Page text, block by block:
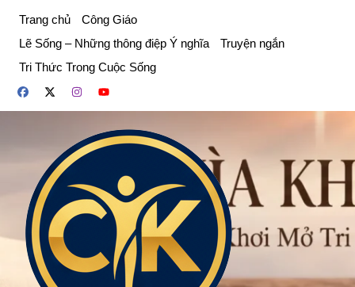
phần
dung
Trang chủ
Công Giáo
Lẽ Sống – Những thông điệp Ý nghĩa
Truyện ngắn
Tri Thức Trong Cuộc Sống